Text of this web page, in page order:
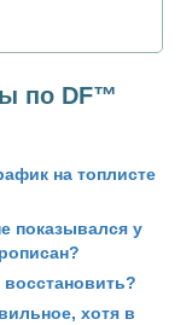
по DF™
на топлисте
показывался у
хотя в